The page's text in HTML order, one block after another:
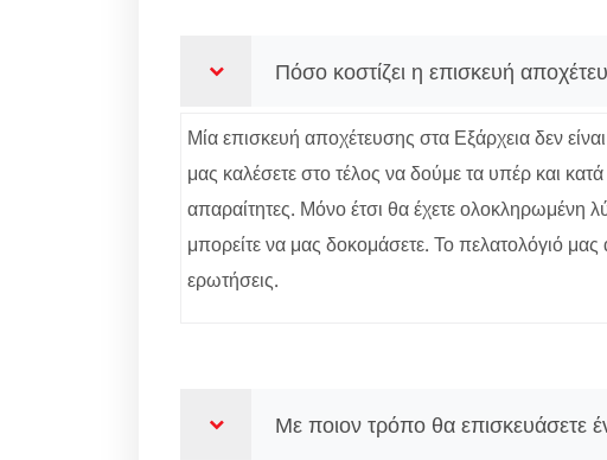
Πόσο κοστίζει η επισκευή
Μία επισκευή αποχέτευσης στα Εξάρχεια δεν
μας καλέσετε στο τέλος να δούμε τα υπέρ και
απαραίτητες. Μόνο έτσι θα έχετε ολοκληρωμένη
μπορείτε να μας δοκομάσετε. Το πελατολόγιό μας
ερωτήσεις.
Με ποιον τρόπο θα επισκευάσετε